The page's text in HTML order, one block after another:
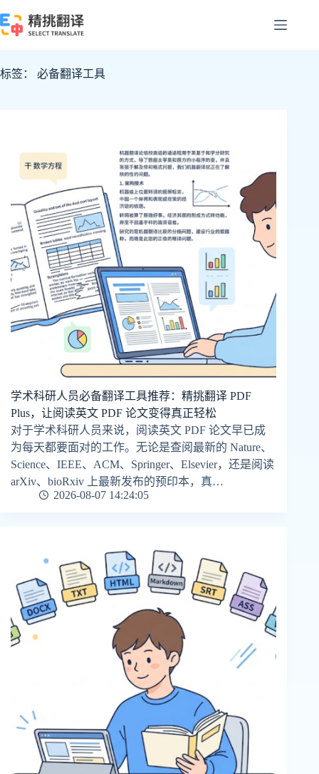
至
标签：
必备翻译工具
学术科研人员必备翻译工具推荐：精挑翻译 PDF
Plus，让阅读英文 PDF 论文变得真正轻松
对于学术科研人员来说，阅读英文 PDF 论文早已成
为每天都要面对的工作。无论是查阅最新的 Nature、
Science、IEEE、ACM、Springer、Elsevier，还是阅读
arXiv、bioRxiv 上最新发布的预印本，真…
2026-08-07 14:24:05